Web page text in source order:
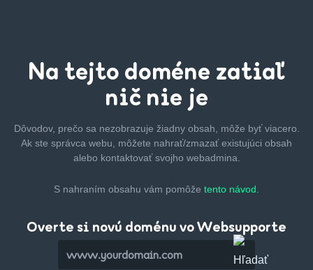
Na tejto doméne zatiaľ
nič nie je
Dôvodov, prečo sa nezobrazuje žiadny obsah, môže byťviacero.
Ak ste správca webu, môžete nahrať/zmazaťexistujúci obsah
alebo kontaktovať svojho webadmina.
S nahraním obsahu vám pomôže tento návod.
Overte si novú doménu vo Websupporte